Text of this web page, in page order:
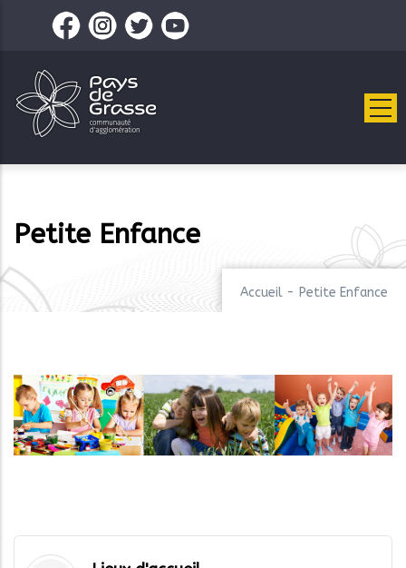
contenu
principal
Petite Enfance
Accueil - Petite Enfance